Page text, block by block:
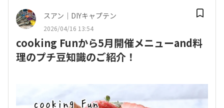
スアン｜DIYキャプテン
2026/04/16 13:54
cooking Funから5月開催メニューand料
理のプチ豆知識のご紹介！